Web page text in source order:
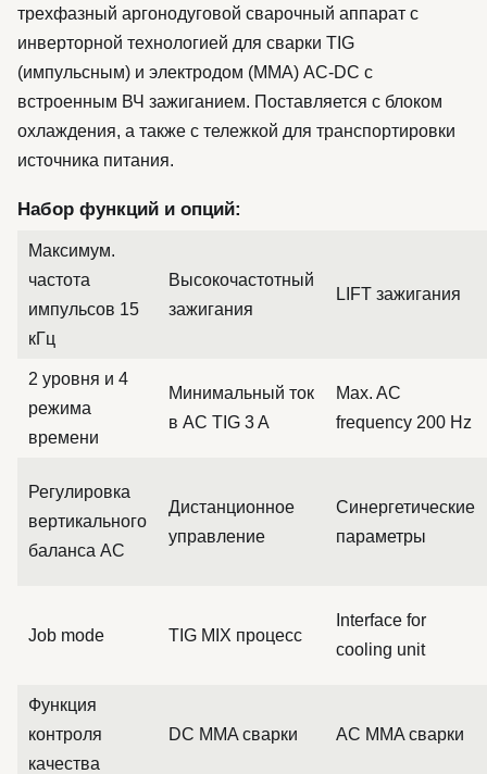
трехфазный аргонодуговой сварочный аппарат с
инверторной технологией для сварки TIG
(импульсным) и электродом (MMA) AC-DC с
встроенным ВЧ зажиганием. Поставляется с блоком
охлаждения, а также с тележкой для транспортировки
источника питания.
Набор функций и опций:
Максимум.
частота
импульсов 15
кГц
Высокочастотный
зажигания
LIFT зажигания
2 уровня и 4
режима
времени
Минимальный ток
в AC TIG 3 A
Max. AC
frequency 200 Hz
Регулировка
вертикального
баланса AC
Дистанционное
управление
Синергетические
параметры
Job mode TIG MIX процесс
Interface for
cooling unit
Функция
контроля
качества
DC MMA сварки AC MMA сварки